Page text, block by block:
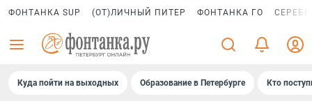
ФОНТАНКА SUP (ОТ)ЛИЧНЫЙ ПИТЕР ФОНТАНКА ГО
Куда пойти на выходных Образование в Петербурге Кто